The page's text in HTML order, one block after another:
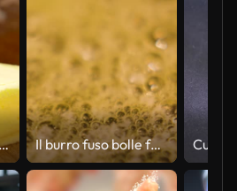
con un coltello Il burro fuso bolle furiosamente nella padella calda pronto per l'aggiunta di carne o verdure per un sapore extra. Primo piano macro.